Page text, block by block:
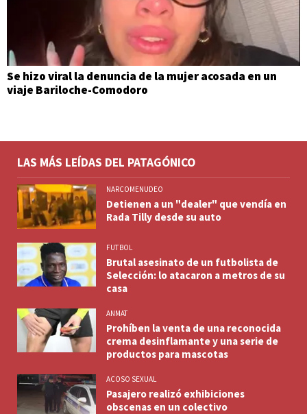
Se hizo viral la denuncia de la mujer acosada en un
viaje Bariloche-Comodoro
LAS MÁS LEÍDAS DEL PATAGÓNICO
NARCOMENUDEO
Detienen a un "dealer" que vendía en
Rada Tilly desde su auto
FUTBOL
Brutal asesinato de un futbolista de
Selección: lo atacaron a metros de su
casa
ANMAT
Prohíben la venta de una reconocida
crema desinflamante y una serie de
productos para mascotas
ACOSO SEXUAL
Pasajero realizó exhibiciones
obscenas en un colectivo